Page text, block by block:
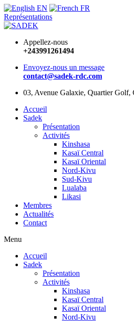
EN
FR
Représentations
Appellez-nous
+243991261494
Envoyez-nous un message
contact@sadek-rdc.com
03, Avenue Galaxie, Quartier
Accueil
Sadek
Présentation
Activités
Kinshasa
Kasaï Central
Kasaï Oriental
Nord-Kivu
Sud-Kivu
Lualaba
Likasi
Membres
Actualités
Contact
Menu
Accueil
Sadek
Présentation
Activités
Kinshasa
Kasaï Central
Kasaï Oriental
Nord-Kivu